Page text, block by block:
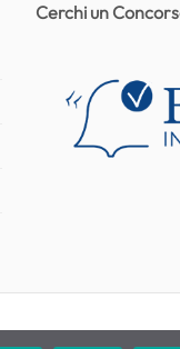
Cerchi un